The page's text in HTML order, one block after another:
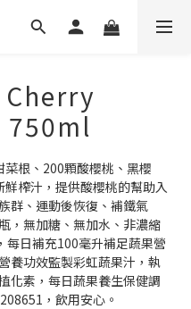
Cherry
750ml
根、200顆酸櫻桃、黑櫻
榨汁，提供酸櫻桃的幫助入
群、運動後恢復、補鐵氣
，無加糖、無加水、非濃縮
日補充100毫升補足蔬果營
養功效監製彩虹蔬果汁，執
化素，每日蔬果養生保健調
，飲用安心。